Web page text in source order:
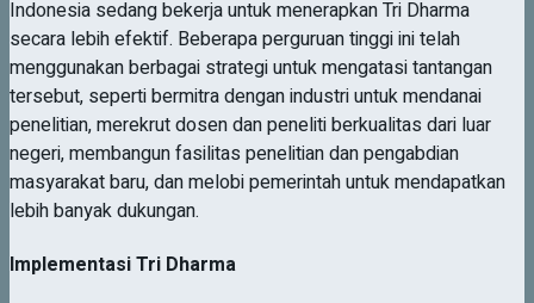
Indonesia sedang bekerja untuk menerapkan Tri Dharma
secara lebih efektif. Beberapa perguruan tinggi ini telah
menggunakan berbagai strategi untuk mengatasi tantangan
tersebut, seperti bermitra dengan industri untuk mendanai
penelitian, merekrut dosen dan peneliti berkualitas dari luar
negeri, membangun fasilitas penelitian dan pengabdian
masyarakat baru, dan melobi pemerintah untuk mendapatkan
lebih banyak dukungan.
Implementasi Tri Dharma